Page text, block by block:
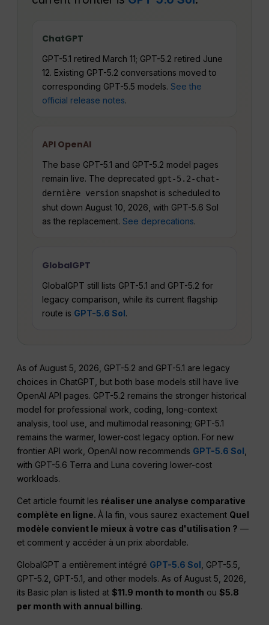
ChatGPT
GPT-5.1 retired March 11; GPT-5.2 retired June
12. Existing GPT-5.2 conversations moved to
corresponding GPT-5.5 models.See the
official release notes.
API OpenAI
The base GPT-5.1 and GPT-5.2 model pages
remain live. The deprecated gpt-5.2-chat-
dernière version snapshot is scheduled to
shut down August 10, 2026, with GPT-5.6 Sol
as the replacement.See deprecations.
GlobalGPT
GlobalGPT still lists GPT-5.1 and GPT-5.2 for
legacy comparison, while its current flagship
route is GPT-5.6 Sol.
As of August 5, 2026, GPT-5.2 and GPT-5.1 are legacy
choices in ChatGPT, but both base models still have live
OpenAI API pages. GPT-5.2 remains the stronger historical
model for professional work, coding, long-context
analysis, tool use, and multimodal reasoning; GPT-5.1
remains the warmer, lower-cost legacy option. For new
frontier API work, OpenAI now recommends GPT-5.6 Sol
with GPT-5.6 Terra and Luna covering lower-cost
workloads.
Cet article fournit les réaliser une analyse comparative
complète en ligne.À la fin, vous saurez exactement Quel
modèle convient le mieux à votre cas d'utilisation ? —
et comment y accéder à un prix abordable.
GlobalGPT a entièrement intégré GPT-5.6 Sol , GPT-5.5,
GPT-5.2, GPT-5.1, and other models. As of August 5, 2026,
its Basic plan is listed at$11.9 month to month ou$5.8
per month with annual billing.